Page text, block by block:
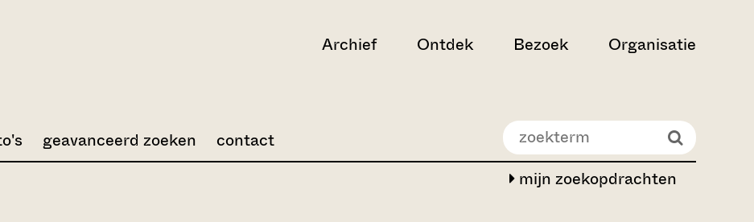
Archief Ontdek Bezoek Organisatie
mijn zoekopdrachten
geavanceerd zoeken contact